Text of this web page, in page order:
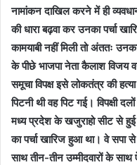
नामांकन दाखिल करने में ही
की धारा बढ़वा कर उनका पर्चा
कामयाबी नहीं मिली तो अंततः
के पीछे भाजपा नेता कैलाश विजय
समूचा विपक्ष इसे लोकतंत्र की
पिटनी थी वह पिट गई। विपक्षी
मध्य प्रदेश के खजुराहो सीट से हुई
का पर्चा खारिज हुआ था। वे सपा
साथ तीन-तीन उम्मीदवारों के